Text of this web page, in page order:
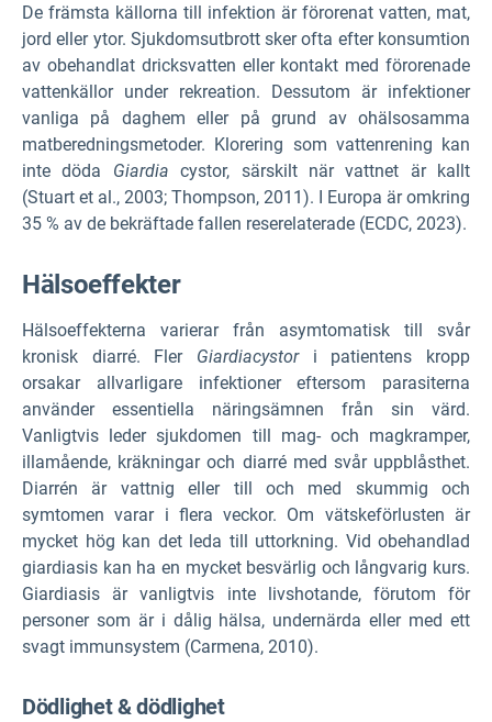
De främsta källorna till infektion är förorenat vatten, mat,
jord eller ytor. Sjukdomsutbrott sker ofta efter konsumtion
av obehandlat dricksvatten eller kontakt med förorenade
vattenkällor under rekreation. Dessutom är infektioner
vanliga på daghem eller på grund av ohälsosamma
matberedningsmetoder. Klorering som vattenrening kan
inte döda Giardia cystor, särskilt när vattnet är kallt
(Stuart et al., 2003; Thompson, 2011). I Europa är omkring
35 % av de bekräftade fallen reserelaterade (ECDC, 2023).
Hälsoeffekter
Hälsoeffekterna varierar från asymtomatisk till svår
kronisk diarré. Fler Giardiacystori patientens kropp
orsakar allvarligare infektioner eftersom parasiterna
använder essentiella näringsämnen från sin värd.
Vanligtvis leder sjukdomen till mag- och magkramper,
illamående, kräkningar och diarré med svår uppblåsthet.
Diarrén är vattnig eller till och med skummig och
symtomen varar i flera veckor. Om vätskeförlusten är
mycket hög kan det leda till uttorkning. Vid obehandlad
giardiasis kan ha en mycket besvärlig och långvarig kurs.
Giardiasis är vanligtvis inte livshotande, förutom för
personer som är i dålig hälsa, undernärda eller med ett
svagt immunsystem (Carmena, 2010).
Dödlighet & dödlighet